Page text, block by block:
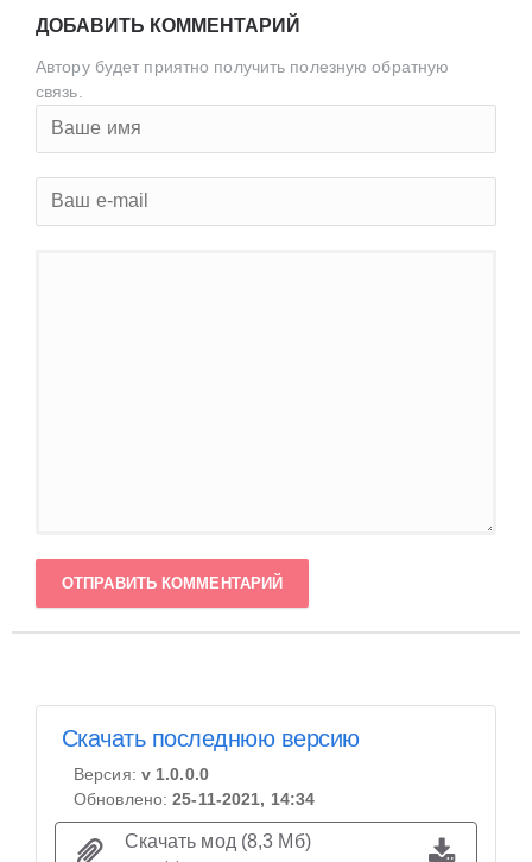
ДОБАВИТЬ КОММЕНТАРИЙ
Автору будет приятно получить полезную обратную
связь.
ОТПРАВИТЬ КОММЕНТАРИЙ
Скачать последнюю версию
Версия: v 1.0.0.0
Обновлено:25-11-2021, 14:34
Скачать мод (8,3 Мб)